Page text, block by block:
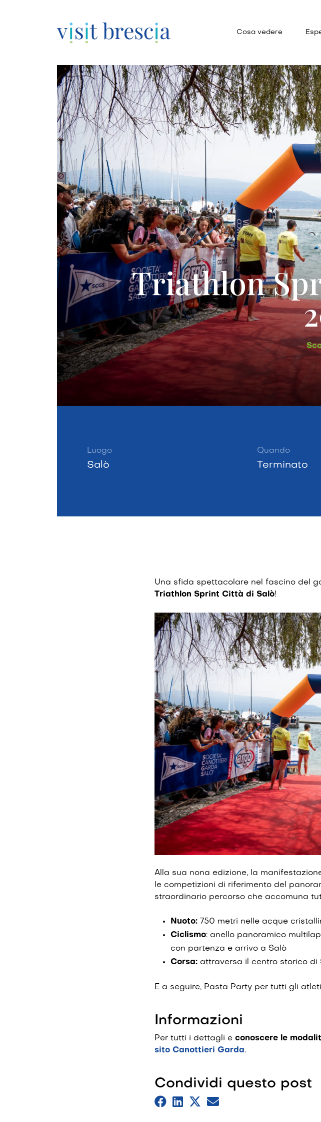
Cosa vedere
Triathlon
Luogo
Salò
Quando
Terminato
Una sfida spettacolare nel fascino del
Triathlon Sprint Città di Salò!
Alla sua nona edizione, la
le competizioni di riferimento del
straordinario percorso che accomuna
Nuoto: 750 metri nelle acque
Ciclismo: anello panoramico
con partenza e arrivo a Salò
Corsa: attraversa il centro storico di
E a seguire, Pasta Party per tutti gli
Informazioni
Per tutti i dettagli e conoscere le
sito Canottieri Garda.
Condividi questo post